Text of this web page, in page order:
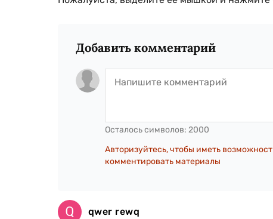
Добавить комментарий
Осталось символов: 2000
Авторизуйтесь, чтобы иметь
комментировать материалы
qwer rewq